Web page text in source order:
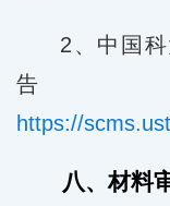
2、中国
https://
八、材料